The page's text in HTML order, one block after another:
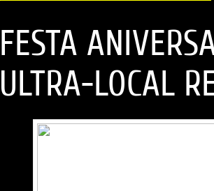
FESTA
ULTRA-LOCAL